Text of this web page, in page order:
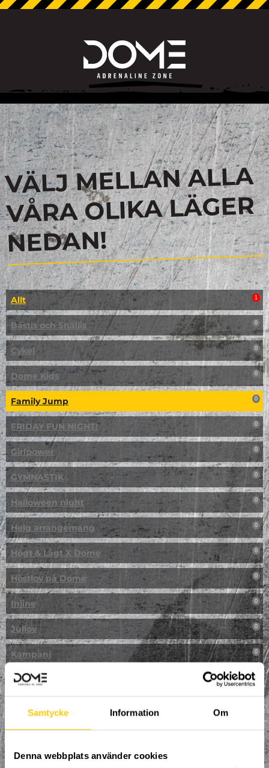
Samtycke Information Om
Denna webbplats använder cookies
VÄLJ MELLAN ALLA
VÅRA OLIKA LÄGER
NEDAN!
Allt 1
Bästis och Snällis 0
Cykel 0
Dome Kids 0
Family Jump 0
FRIDAY FUN NIGHT! 0
Girlpower 0
GYMNASTIK 0
Halloween night 0
Helg arrangemang 0
Högt & Lågt X Dome 0
Höstlov på Dome 0
Inline 0
Jullov 0
Kampanj 0
Kickbike 0
Klättring
LAN